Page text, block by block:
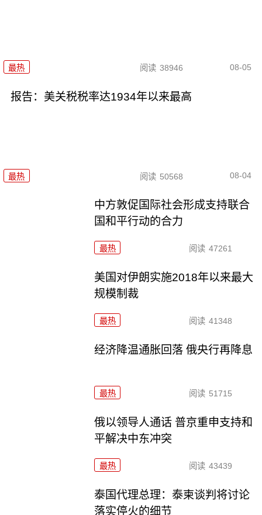
最热 阅读 38946 08-05
报告：美关税税率达1934年以来最高
最热 阅读 50568 08-04
中方敦促国际社会形成支持联合
国和平行动的合力
最热 阅读 47261
美国对伊朗实施2018年以来最大
规模制裁
最热 阅读 41348
经济降温通胀回落 俄央行再降息
最热 阅读 51715
俄以领导人通话 普京重申支持和
平解决中东冲突
最热 阅读 43439
泰国代理总理：泰柬谈判将讨论
落实停火的细节